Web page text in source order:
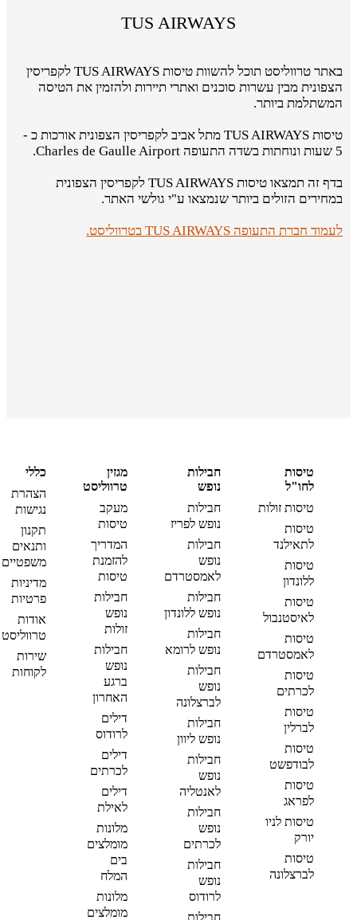
TUS AIRWAYS
באתר טרווליסט תוכל להשוות טיסות TUS AIRWAYS לקפריסין
הצפונית מבין עשרות סוכנים ואתרי תיירות ולהזמין את הטיסה
המשתלמת ביותר.
טיסות TUS AIRWAYS מתל אביב לקפריסין הצפונית אורכות כ -
5 שעות ונוחתות בשדה התעופה Charles de Gaulle Airport.
בדף זה תמצאו טיסות TUS AIRWAYS לקפריסין הצפונית
במחירים הזולים ביותר שנמצאו ע"י גולשי האתר.
לעמוד חברת התעופה TUS AIRWAYS בטרווליסט.
טיסות
לחו"ל
טיסות זולות
טיסות
לתאילנד
טיסות
ללונדון
טיסות
לאיסטנבול
טיסות
לאמסטרדם
טיסות
לכרתים
טיסות
לברלין
טיסות
לבודפשט
טיסות
לפראג
טיסות לניו
יורק
טיסות
לברצלונה
חבילות
נופש
חבילות
נופש לפריז
חבילות
נופש
לאמסטרדם
חבילות
נופש ללונדון
חבילות
נופש לרומא
חבילות
נופש
לברצלונה
חבילות
נופש ליוון
חבילות
נופש
לאנטליה
חבילות
נופש
לכרתים
חבילות
נופש
לרודוס
חבילות
מגזין
טרווליסט
מעקב
טיסות
המדריך
להזמנת
טיסות
חבילות
נופש
זולות
חבילות
נופש
ברגע
האחרון
דילים
לרודוס
דילים
לכרתים
דילים
לאילת
מלונות
מומלצים
בים
המלח
מלונות
מומלצים
כללי
הצהרת
נגישות
תקנון
ותנאים
משפטיים
מדיניות
פרטיות
אודות
טרווליסט
שירות
לקוחות